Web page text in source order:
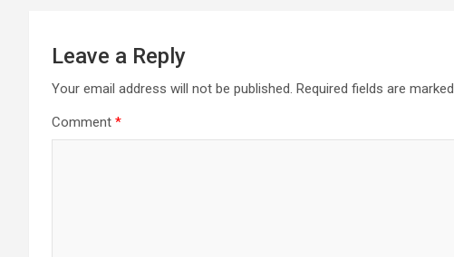
Leave a Reply
Your email address will not be published. Required fields are marked
Comment *